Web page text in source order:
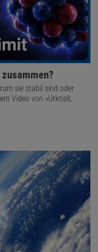
sie stabil sind oder
Video von »Urknall,